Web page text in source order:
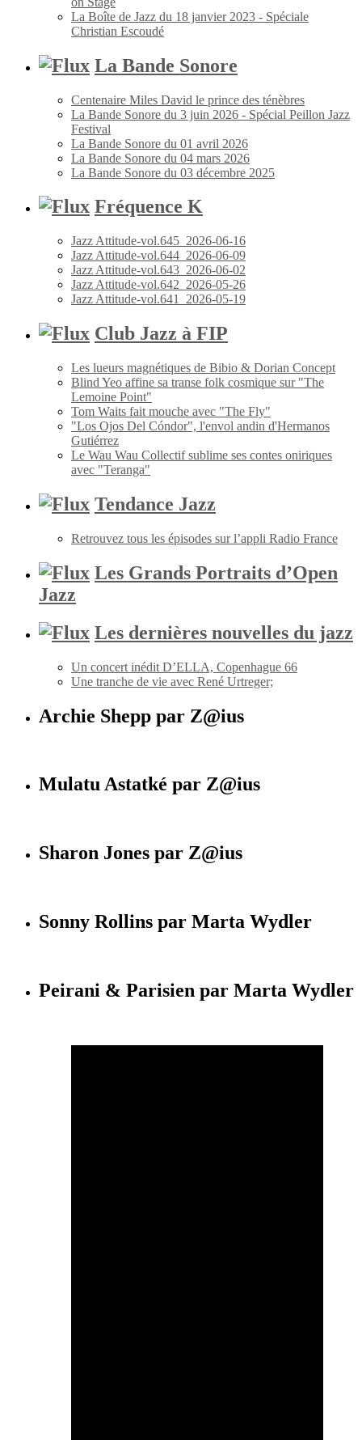
La Boîte de Jazz du 18 janvier 2023 - Spéciale
Christian Escoudé
La Bande Sonore
Centenaire Miles David le prince des ténèbres
La Bande Sonore du 3 juin 2026 - Spécial Peillon Jazz
Festival
La Bande Sonore du 01 avril 2026
La Bande Sonore du 04 mars 2026
La Bande Sonore du 03 décembre 2025
Fréquence K
Jazz Attitude-vol.645_2026-06-16
Jazz Attitude-vol.644_2026-06-09
Jazz Attitude-vol.643_2026-06-02
Jazz Attitude-vol.642_2026-05-26
Jazz Attitude-vol.641_2026-05-19
Club Jazz à FIP
Les lueurs magnétiques de Bibio & Dorian Concept
Blind Yeo affine sa transe folk cosmique sur "The
Lemoine Point"
Tom Waits fait mouche avec "The Fly"
"Los Ojos Del Cóndor", l'envol andin d'Hermanos
Gutiérrez
Le Wau Wau Collectif sublime ses contes oniriques
avec "Teranga"
Tendance Jazz
Retrouvez tous les épisodes sur l’appli Radio France
Les Grands Portraits d’Open
Jazz
Les dernières nouvelles du jazz
Un concert inédit D’ELLA, Copenhague 66
Une tranche de vie avec René Urtreger;
Archie Shepp par Z@ius
Mulatu Astatké par Z@ius
Sharon Jones par Z@ius
Sonny Rollins par Marta Wydler
Peirani & Parisien par Marta Wydler